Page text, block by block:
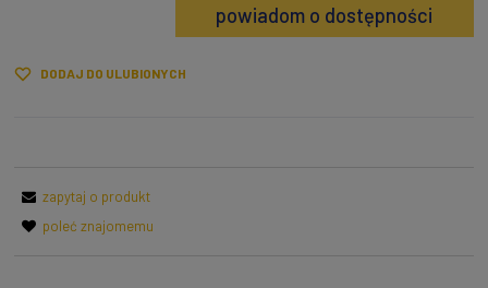
powiadom o dostępności
DODAJ DO ULUBIONYCH
zapytaj o produkt
poleć znajomemu